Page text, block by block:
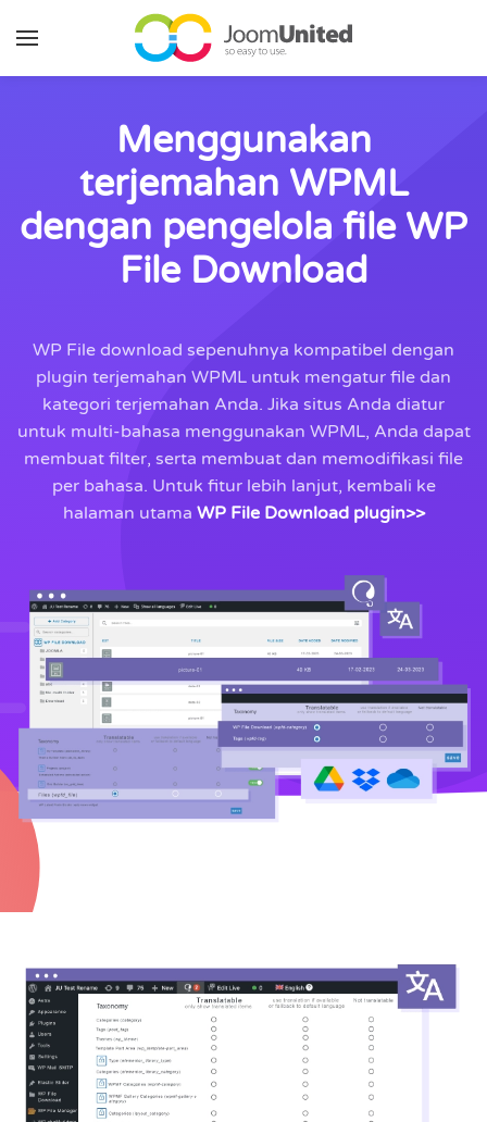
Lewati ke konten utama
Menggunakan
terjemahan WPML
dengan pengelola file WP
File Download
WP File download sepenuhnya kompatibel dengan
plugin terjemahan WPML untuk mengatur file dan
kategori terjemahan Anda. Jika situs Anda diatur
untuk multi-bahasa menggunakan WPML, Anda dapat
membuat filter, serta membuat dan memodifikasi file
per bahasa. Untuk fitur lebih lanjut, kembali ke
halaman utama WP File Download plugin>>